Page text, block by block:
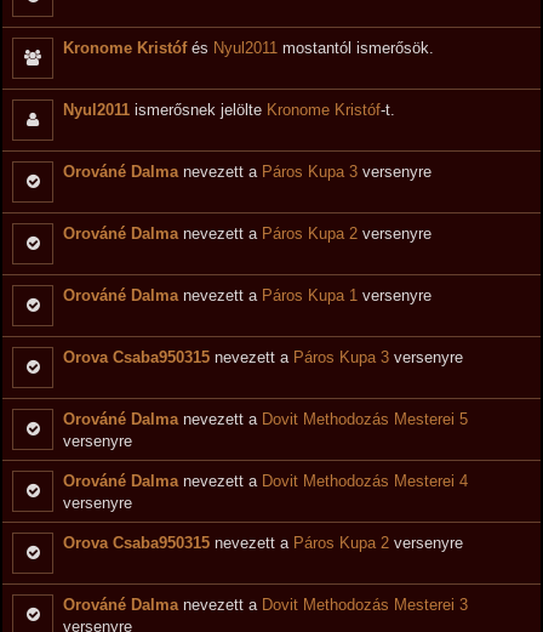
Kronome Kristófés Nyul2011 mostantól ismerősök.
Nyul2011 ismerősnek jelölte Kronome Kristóf-t.
Orováné Dalma nevezett a Páros Kupa 3 versenyre
Orováné Dalma nevezett a Páros Kupa 2 versenyre
Orováné Dalma nevezett a Páros Kupa 1 versenyre
Orova Csaba950315 nevezett a Páros Kupa 3 versenyre
Orováné Dalma nevezett a Dovit Methodozás Mesterei 5
versenyre
Orováné Dalma nevezett a Dovit Methodozás Mesterei 4
versenyre
Orova Csaba950315 nevezett a Páros Kupa 2 versenyre
Orováné Dalma nevezett a Dovit Methodozás Mesterei 3
versenyre